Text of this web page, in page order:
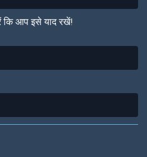
कि आप इसे याद रखें!